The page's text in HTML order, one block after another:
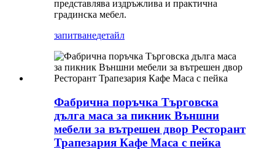
представлява издръжлива и практична
градинска мебел.
запитванедетайл
Фабрична поръчка Търговска
дълга маса за пикник Външни
мебели за вътрешен двор Ресторант
Трапезария Кафе Маса с пейка